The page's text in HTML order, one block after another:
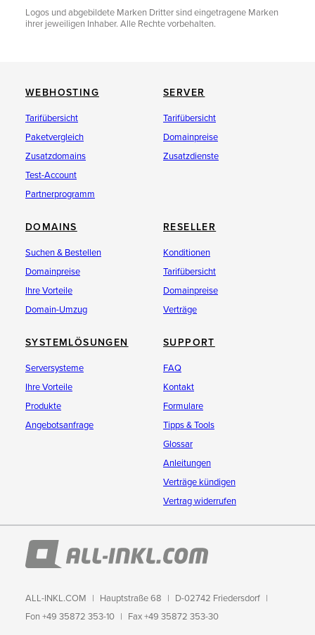
Logos und abgebildete Marken Dritter sind eingetragene Marken
ihrer jeweiligen Inhaber. Alle Rechte vorbehalten.
WEBHOSTING
Tarifübersicht
Paketvergleich
Zusatzdomains
Test-Account
Partnerprogramm
SERVER
Tarifübersicht
Domainpreise
Zusatzdienste
DOMAINS
Suchen & Bestellen
Domainpreise
Ihre Vorteile
Domain-Umzug
RESELLER
Konditionen
Tarifübersicht
Domainpreise
Verträge
SYSTEMLÖSUNGEN
Serversysteme
Ihre Vorteile
Produkte
Angebotsanfrage
SUPPORT
FAQ
Kontakt
Formulare
Tipps & Tools
Glossar
Anleitungen
Verträge kündigen
Vertrag widerrufen
ALL-INKL.COM Hauptstraße 68
D-02742 Friedersdorf
Fon +49 35872 353-10
Fax +49 35872 353-30